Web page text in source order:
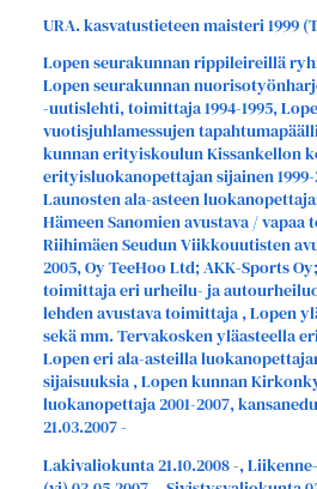
URA. kasvatustieteen maisteri 1999
Lopen seurakunnan rippileireillä
Lopen seurakunnan
-uutislehti, toimittaja 1994-1995,
vuotisjuhlamessujen
kunnan erityiskoulun Kissankellon
erityisluokanopettajan sijainen
Launosten ala-asteen
Hämeen Sanomien avustava / vapaa
Riihimäen Seudun Viikkouutisten
2005, Oy TeeHoo Ltd; AKK-Sports
toimittaja eri urheilu- ja
lehden avustava toimittaja , Lopen
sekä mm. Tervakosken yläasteella
Lopen eri ala-asteilla
sijaisuuksia , Lopen kunnan
luokanopettaja 2001-2007,
21.03.2007 -
Lakivaliokunta 21.10.2008 -,